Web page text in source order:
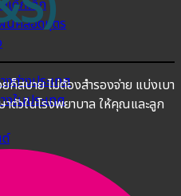
เด็กเล็ก
นคลอดบุตร
ต่างประเทศ
งในประเทศ
ก็สบาย ไม่ต้องสำรองจ่าย แบ่งเบา
าตัวในโรงพยาบาล ให้คุณและลูก